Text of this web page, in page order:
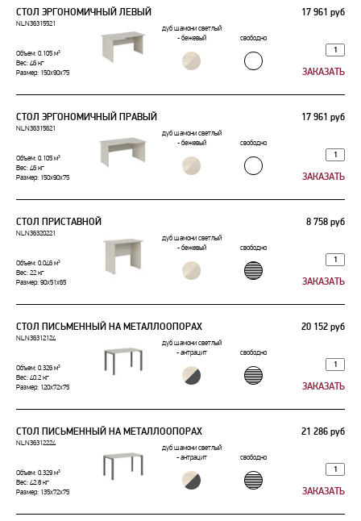
СТОЛ ЭРГОНОМИЧНЫЙ ЛЕВЫЙ 17 961 руб
NLN36315521
дуб шамони светлый
- бежевый
свободно
Объем: 0.105 м³
Вес: 46 кг
Размер: 150x90x75
СТОЛ ЭРГОНОМИЧНЫЙ ПРАВЫЙ 17 961 руб
NLN36315621
дуб шамони светлый
- бежевый
свободно
Объем: 0.105 м³
Вес: 46 кг
Размер: 150x90x75
СТОЛ ПРИСТАВНОЙ 8 758 руб
NLN36320221
дуб шамони светлый
- бежевый
свободно
Объем: 0.046 м³
Вес: 22 кг
Размер: 90x51x65
СТОЛ ПИСЬМЕННЫЙ НА МЕТАЛЛООПОРАХ 20 152 руб
NLN36312124
дуб шамони светлый
- антрацит
свободно
Объем: 0.326 м³
Вес: 40.2 кг
Размер: 120x72x75
СТОЛ ПИСЬМЕННЫЙ НА МЕТАЛЛООПОРАХ 21 286 руб
NLN36312224
дуб шамони светлый
- антрацит
свободно
Объем: 0.329 м³
Вес: 42.8 кг
Размер: 135x72x75